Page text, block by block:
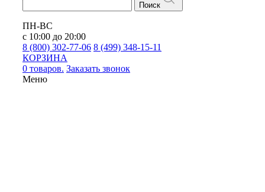
Поиск
ПН-ВС
с 10:00 до 20:00
8 (800) 302-77-06 8 (499) 348-15-11
КОРЗИНА
0 товаров. Заказать звонок
Меню